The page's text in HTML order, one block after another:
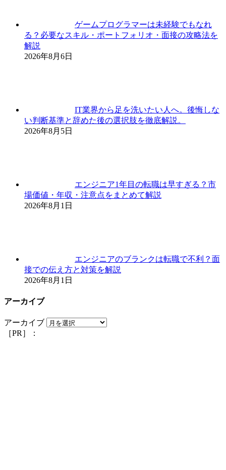
ゲームプログラマーは未経験でもなれ
る？必要なスキル・ポートフォリオ・面接の攻略法を
解説
2026年8月6日
IT業界から足を洗いたい人へ。後悔しな
い判断基準と辞めた後の選択肢を徹底解説。
2026年8月5日
エンジニア1年目の転職は早すぎる？市
場価値・年収・注意点をまとめて解説
2026年8月1日
エンジニアのブランクは転職で不利？面
接での伝え方と対策を解説
2026年8月1日
アーカイブ
アーカイブ
［PR］：